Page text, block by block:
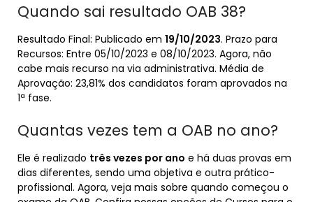
Quando sai resultado OAB 38?
Resultado Final: Publicado em 19/10/2023. Prazo para
Recursos: Entre 05/10/2023 e 08/10/2023. Agora, não
cabe mais recurso na via administrativa. Média de
Aprovação: 23,81% dos candidatos foram aprovados na
1ª fase.
Quantas vezes tem a OAB no ano?
Ele é realizado três vezes por ano e há duas provas em
dias diferentes, sendo uma objetiva e outra prático-
profissional. Agora, veja mais sobre quando começou o